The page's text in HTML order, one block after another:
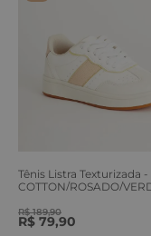
Tênis Listra Texturizada -
COTTON/ROSADO/
R$ 189,90
R$ 79,90